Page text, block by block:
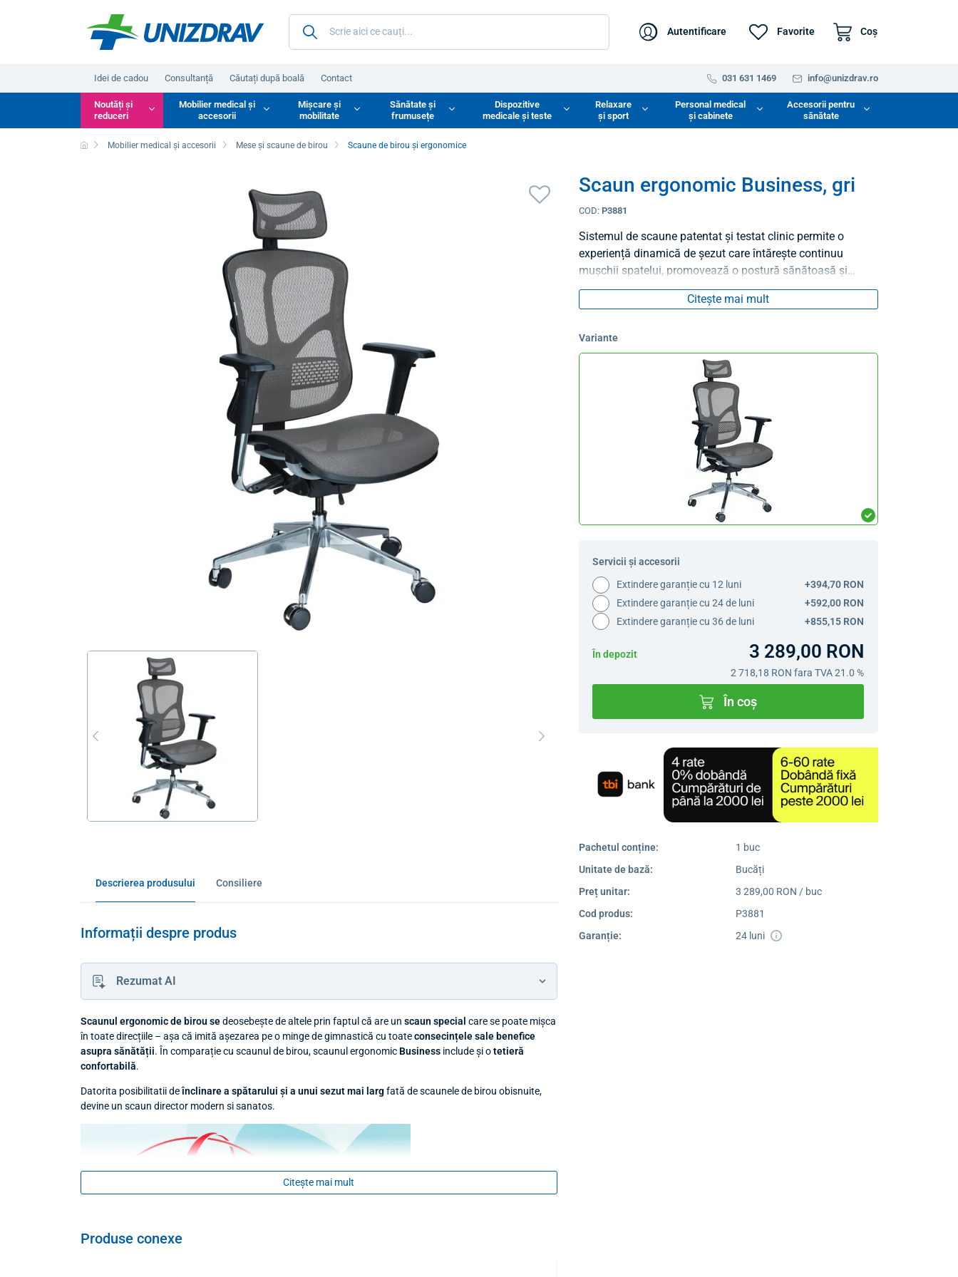
Autentificare Favorite Coş
Idei de cadou Consultanță Căutați după boală Contact 031 631 1469 info@unizdrav.ro
Noutăți și
reduceri
Mobilier medical și
accesorii
Mișcare și
mobilitate
Sănătate și
frumusețe
Dispozitive
medicale și teste
Relaxare
și sport
Personal medical
și cabinete
Accesorii pentru
sănătate
Mobilier medical și accesorii Mese și scaune de birou Scaune de birou și ergonomice
Scaun ergonomic Business, gri
COD: P3881
Sistemul de scaune patentat și testat clinic permite o
experiență dinamică de șezut care întărește continuu
mușchii spatelui, promovează o postură sănătoasă și
previne afectarea coloanei vertebrale.
Citește mai mult
Variante
Servicii și accesorii
Extindere garanție cu 12 luni
+394,70 RON
Extindere garanție cu 24 de luni
+592,00 RON
Extindere garanție cu 36 de luni
+855,15 RON
În depozit 3 289,00 RON
2 718,18 RON fara TVA 21.0 %
În coș
Pachetul conține:
1 buc
Unitate de bază:
Bucăți
Preț unitar:
3 289,00 RON / buc
Cod produs:
P3881
Garanție:
24 luni
Descrierea produsului Consiliere
Informații despre produs
Rezumat AI
Scaunul ergonomic de birou sedeosebește de altele prin faptul că are un scaun special care se poate mișca
în toate direcțiile – așa că imită așezarea pe o minge de gimnastică cu toateconsecințele sale benefice
asupra sănătății. În comparație cu scaunul de birou, scaunul ergonomic Businessinclude și otetieră
confortabilă.
Datorita posibilitatii deînclinare a spătarului și a unui sezut mai largfată de scaunele de birou obisnuite,
devine un scaun director modern si sanatos.
Citește mai mult
Produse conexe